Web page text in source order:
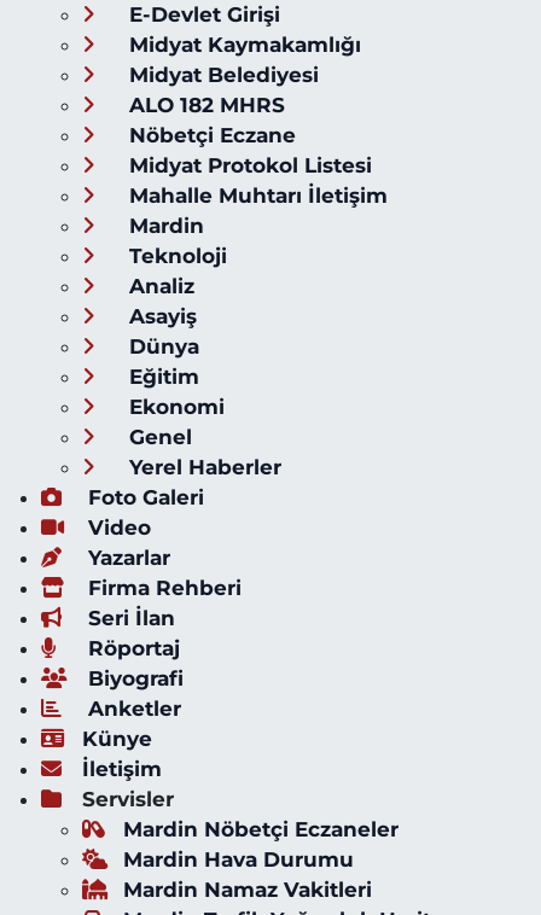
E-Devlet Girişi
Midyat Kaymakamlığı
Midyat Belediyesi
ALO 182 MHRS
Nöbetçi Eczane
Midyat Protokol Listesi
Mahalle Muhtarı İletişim
Mardin
Teknoloji
Analiz
Asayiş
Dünya
Eğitim
Ekonomi
Genel
Yerel Haberler
Foto Galeri
Video
Yazarlar
Firma Rehberi
Seri İlan
Röportaj
Biyografi
Anketler
Künye
İletişim
Servisler
Mardin Nöbetçi Eczaneler
Mardin Hava Durumu
Mardin Namaz Vakitleri